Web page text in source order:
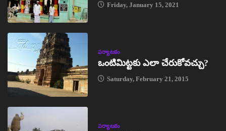
Friday, January 15, 2021
పర్యాటకం
ఒంటిమిట్టకు ఎలా చేరుకోవచ్చు?
Saturday, February 21, 2015
పర్యాటకం